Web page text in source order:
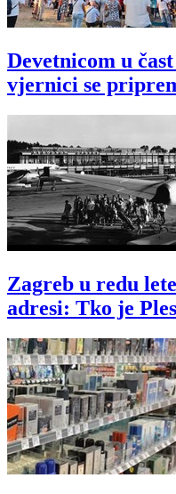
Devetnicom u
vjernici se
Zagreb u redu
adresi: Tko je